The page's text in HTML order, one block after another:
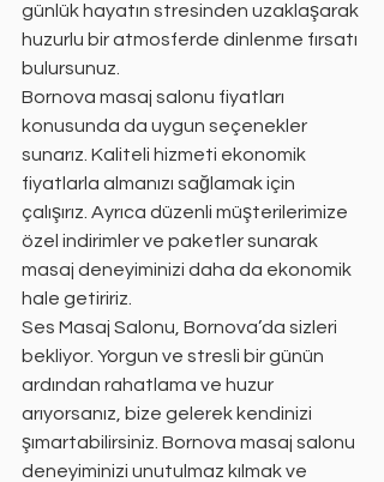
günlük hayatın stresinden uzaklaşarak
huzurlu bir atmosferde dinlenme fırsatı
bulursunuz.
Bornova masaj salonu fiyatları
konusunda da uygun seçenekler
sunarız. Kaliteli hizmeti ekonomik
fiyatlarla almanızı sağlamak için
çalışırız. Ayrıca düzenli müşterilerimize
özel indirimler ve paketler sunarak
masaj deneyiminizi daha da ekonomik
hale getiririz.
Ses Masaj Salonu, Bornova’da sizleri
bekliyor. Yorgun ve stresli bir günün
ardından rahatlama ve huzur
arıyorsanız, bize gelerek kendinizi
şımartabilirsiniz. Bornova masaj salonu
deneyiminizi unutulmaz kılmak ve